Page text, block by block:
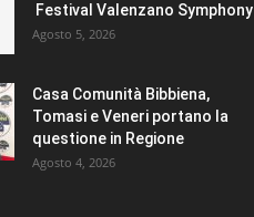
Festival Valenzano Symphony
Agosto 5, 2026
Casa Comunità Bibbiena,
Tomasi e Veneri portano la
questione in Regione
Agosto 4, 2026